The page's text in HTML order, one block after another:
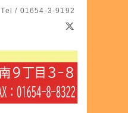
Tel / 01654-3-9192